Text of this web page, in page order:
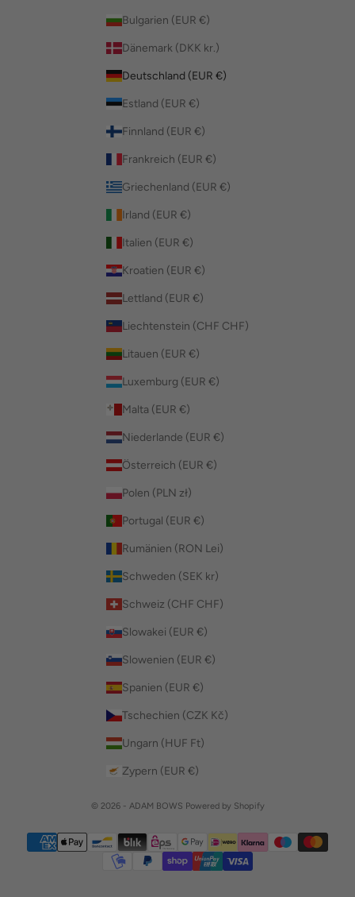
Bulgarien (EUR €)
Dänemark (DKK kr.)
Deutschland (EUR €)
Estland (EUR €)
Finnland (EUR €)
Frankreich (EUR €)
Griechenland (EUR €)
Irland (EUR €)
Italien (EUR €)
Kroatien (EUR €)
Lettland (EUR €)
Liechtenstein (CHF CHF)
Litauen (EUR €)
Luxemburg (EUR €)
Malta (EUR €)
Niederlande (EUR €)
Österreich (EUR €)
Polen (PLN zł)
Portugal (EUR €)
Rumänien (RON Lei)
Schweden (SEK kr)
Schweiz (CHF CHF)
Slowakei (EUR €)
Slowenien (EUR €)
Spanien (EUR €)
Tschechien (CZK Kč)
Ungarn (HUF Ft)
Zypern (EUR €)
© 2026 - ADAM BOWS Powered by Shopify